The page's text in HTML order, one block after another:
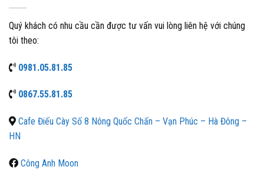
Quý khách có nhu cầu cần được tư vấn vui lòng liên hệ với chúng
tôi theo:
0981.05.81.85
0867.55.81.85
Cafe Điếu Cày Số 8 Nông Quốc Chấn – Vạn Phúc – Hà Đông –
HN
Công Anh Moon